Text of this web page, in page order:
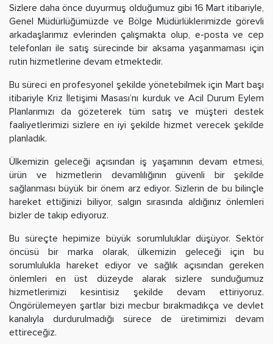
Sizlere daha önce duyurmuş olduğumuz gibi 16 Mart itibariyle,
Genel Müdürlüğümüzde ve Bölge Müdürlüklerimizde görevli
arkadaşlarımız evlerinden çalışmakta olup, e-posta ve cep
telefonları ile satış sürecinde bir aksama yaşanmaması için
rutin hizmetlerine devam etmektedir.
Bu süreci en profesyonel şekilde yönetebilmek için Mart başı
itibariyle Kriz İletişimi Masası’nı kurduk ve Acil Durum Eylem
Planlarımızı da gözeterek tüm satış ve müşteri destek
faaliyetlerimizi sizlere en iyi şekilde hizmet verecek şekilde
planladık.
Ülkemizin geleceği açısından iş yaşamının devam etmesi,
ürün ve hizmetlerin devamlılığının güvenli bir şekilde
sağlanması büyük bir önem arz ediyor. Sizlerin de bu bilinçle
hareket ettiğinizi biliyor, salgın sırasında aldığınız önlemleri
bizler de takip ediyoruz.
Bu süreçte hepimize büyük sorumluluklar düşüyor. Sektör
öncüsü bir marka olarak, ülkemizin geleceği için bu
sorumlulukla hareket ediyor ve sağlık açısından gereken
önlemleri en üst düzeyde alarak sizlere sunduğumuz
hizmetlerimizi kesintisiz şekilde devam ettiriyoruz.
Öngörülemeyen şartlar bizi mecbur bırakmadıkça ve devlet
kanalıyla durdurulmadığı sürece de üretimimizi devam
ettireceğiz.